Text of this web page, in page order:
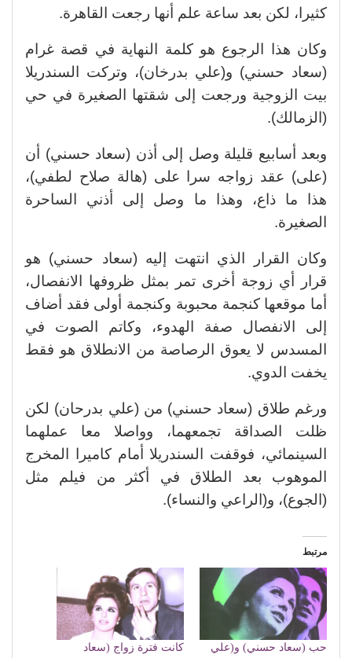
كثيرا، لكن بعد ساعة علم أنها رجعت القاهرة.
وكان هذا الرجوع هو كلمة النهاية في قصة غرام
(سعاد حسني) و(علي بدرخان)، وتركت السندريلا
بيت الزوجية ورجعت إلى شقتها الصغيرة في حي
(الزمالك).
وبعد أسابيع قليلة وصل إلى أذن (سعاد حسني) أن
(على) عقد زواجه سرا على (هالة صلاح لطفي)،
هذا ما ذاع، وهذا ما وصل إلى أذني الساحرة
الصغيرة.
وكان القرار الذي انتهت إليه (سعاد حسني) هو
قرار أي زوجة أخرى تمر بمثل ظروفها الانفصال،
أما موقعها كنجمة محبوبة وكنجمة أولى فقد أضاف
إلى الانفصال صفة الهدوء، وكاتم الصوت في
المسدس لا يعوق الرصاصة من الانطلاق هو فقط
يخفت الدوي.
ورغم طلاق (سعاد حسني) من (علي بدرحان) لكن
ظلت الصداقة تجمعهما، وواصلا معا عملهما
السينمائي، فوقفت السندريلا أمام كاميرا المخرج
الموهوب بعد الطلاق في أكثر من فيلم مثل
(الجوع)، و(الراعي والنساء).
مرتبط
حب (سعاد حسني) و(علي
كانت فترة زواج (سعاد